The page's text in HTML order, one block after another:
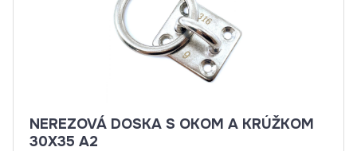
NEREZOVÁ DOSKA S OKOM A KRÚŽKOM
30X35 A2